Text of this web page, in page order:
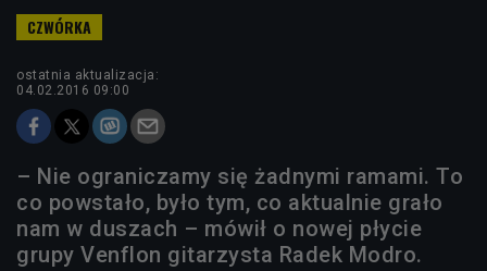
ostatnia aktualizacja:
04.02.2016 09:00
– Nie ograniczamy się żadnymi ramami. To
co powstało, było tym, co aktualnie grało
nam w duszach – mówił o nowej płycie
grupy Venflon gitarzysta Radek Modro.